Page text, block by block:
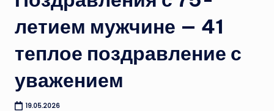
летием мужчине — 41
теплое поздравление с
уважением
19.05.2026